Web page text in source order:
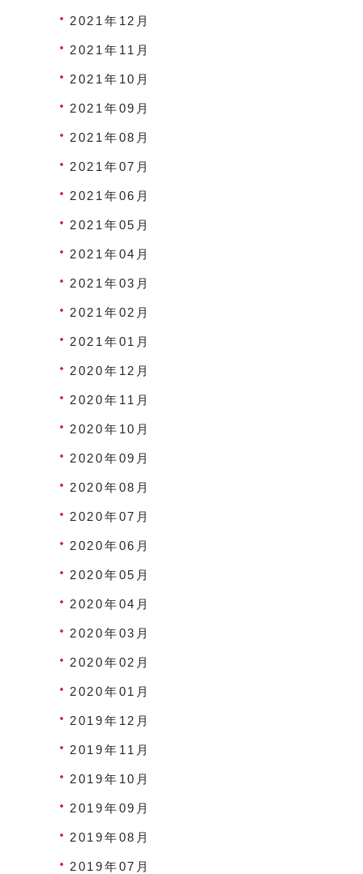
2021年12月
2021年11月
2021年10月
2021年09月
2021年08月
2021年07月
2021年06月
2021年05月
2021年04月
2021年03月
2021年02月
2021年01月
2020年12月
2020年11月
2020年10月
2020年09月
2020年08月
2020年07月
2020年06月
2020年05月
2020年04月
2020年03月
2020年02月
2020年01月
2019年12月
2019年11月
2019年10月
2019年09月
2019年08月
2019年07月